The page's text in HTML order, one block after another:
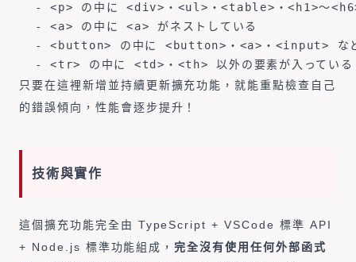
- <p> の中に <div>・<ul>・<table>・<h1>〜<h6>
  - <a> の中に <a> がネストしている
- <button> の中に <button>・<a>・<input> など
只要在這裡新增並持續更新擴充功能，就能重點檢查自己
的錯誤傾向，性能會逐步提升！
技術與實作
這個擴充功能完全由 TypeScript + VSCode 標準 API
+ Node.js 標準功能組成，完全沒有使用任何外部函式